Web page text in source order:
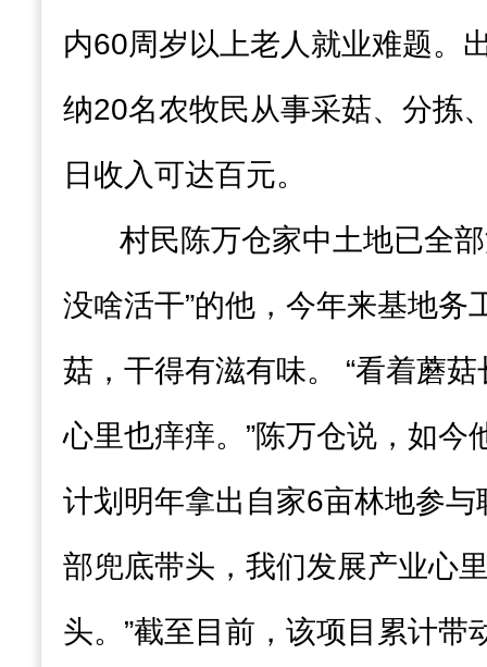
内60周岁以上老人就业难题。
纳20名农牧民从事采菇、分拣
日收入可达百元。
村民陈万仓家中土地已全
没啥活干”的他，今年来基地务
菇，干得有滋有味。 “看着蘑
心里也痒痒。”陈万仓说，如今
计划明年拿出自家6亩林地参与
部兜底带头，我们发展产业心
头。”截至目前，该项目累计带